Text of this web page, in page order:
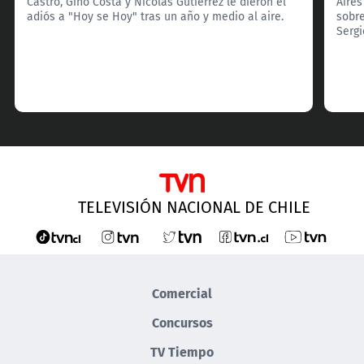
adiós a "Hoy se Hoy" tras un año y medio al aire.
TELEVISIÓN NACIONAL DE CHILE
Comercial
Concursos
TV Tiempo